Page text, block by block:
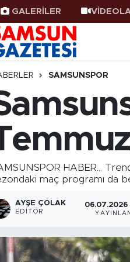
GALERİLER
SAMSUNSPOR
HABER...
maç programı da
AYŞE ÇOLAK
EDITÖR
06.07.2026
Eczaneler
Durumu
Vakitleri
Yoğunluk Haritası
Durumu ve Fikstür